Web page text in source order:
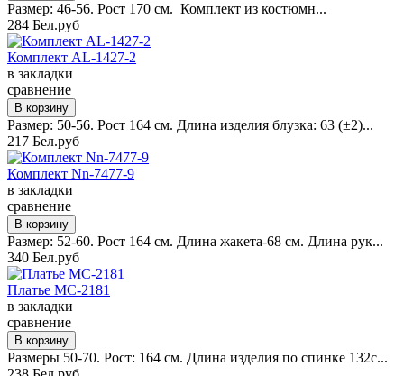
Размер: 46-56. Рост 170 см. Комплект из костюмн...
284 Бел.руб
Комплект AL-1427-2
в закладки
сравнение
Размер: 50-56. Рост 164 см. Длина изделия блузка: 63 (±2)...
217 Бел.руб
Комплект Nn-7477-9
в закладки
сравнение
Размер: 52-60. Рост 164 см. Длина жакета-68 см. Длина рук...
340 Бел.руб
Платье MC-2181
в закладки
сравнение
Размеры 50-70. Рост: 164 см. Длина изделия по спинке 132с...